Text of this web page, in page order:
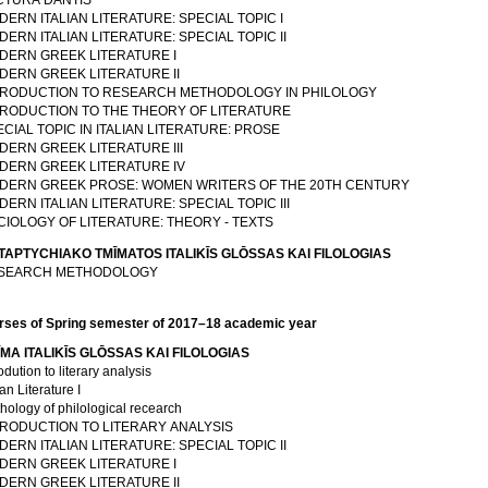
ITALIAN LITERATURE: SPECIAL TOPIC I
ITALIAN LITERATURE: SPECIAL TOPIC II
GREEK LITERATURE I
GREEK LITERATURE II
TO RESEARCH METHODOLOGY IN PHILOLOGY
TO THE THEORY OF LITERATURE
TOPIC IN ITALIAN LITERATURE: PROSE
GREEK LITERATURE III
GREEK LITERATURE IV
GREEK PROSE: WOMEN WRITERS OF THE 20TH CENTURY
ITALIAN LITERATURE: SPECIAL TOPIC III
OF LITERATURE: THEORY - TEXTS
METAPTYCΗIAKO TMĪMATOS ITALIKĪS GLŌSSAS KAI FILOLOGIAS
METHODOLOGY
of Spring semester of 2017–18 academic year
TMĪMA ITALIKĪS GLŌSSAS KAI FILOLOGIAS
to literary analysis
Literature I
of philological recearch
TO LITERARY ANALYSIS
ITALIAN LITERATURE: SPECIAL TOPIC II
GREEK LITERATURE I
GREEK LITERATURE II